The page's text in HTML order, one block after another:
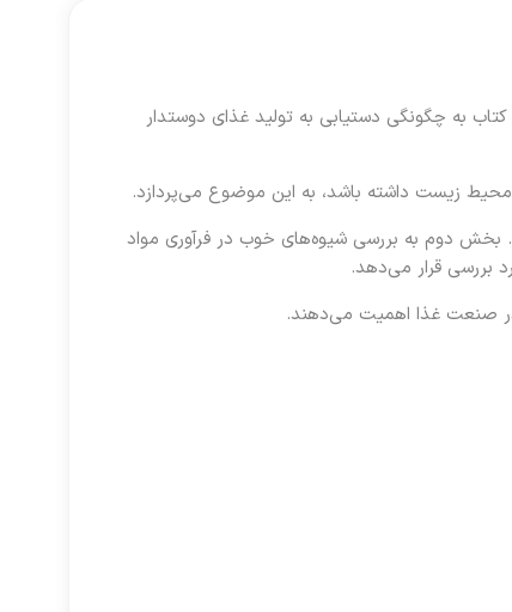
به چگونگی دستیابی به تولید غذای دوستدار
زیست داشته باشد، به این موضوع می‌پردازد.
بخش دوم به بررسی شیوه‌های خوب در فرآوری مواد
بررسی قرار می‌دهد.
صنعت غذا اهمیت می‌دهند.